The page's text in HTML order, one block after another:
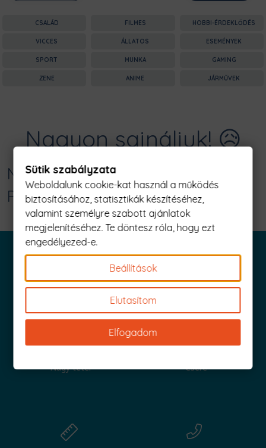
CSALÁD FILMES HOBBI-ÉRDEKLŐDÉS
VICCES ÁLLATOS ESEMÉNYEK
SPORT MUNKA GAMING
ZENE ANIME JÁRMŰVEK
Nagyon sajnáljuk! 😥
Nincs találat erre: "fingottam Férfi
Póló"
Iratkozz fel és küldjük is az 1000 Ft értékű kuponod!
Nagy tétel Csere
Sütik szabályzata
Weboldalunk cookie-kat használ a működés
biztosításához, statisztikák készítéséhez,
valamint személyre szabott ajánlatok
megjelenítéséhez. Te döntesz róla, hogy ezt
engedélyezed-e.
Beállítások
Elutasítom
Elfogadom